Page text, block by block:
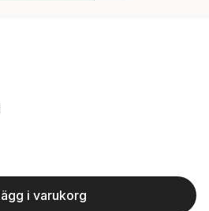
röster:
i varukorg